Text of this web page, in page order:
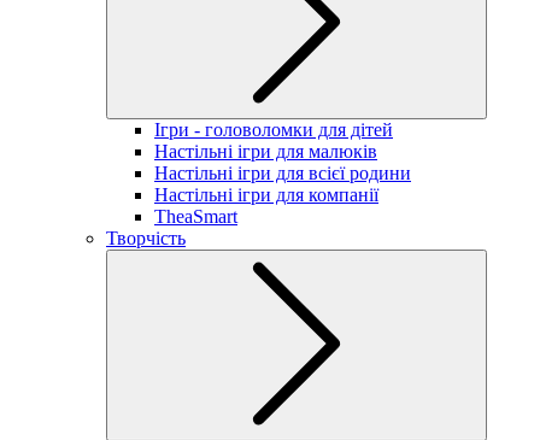
Ігри - головоломки для дітей
Настільні ігри для малюків
Настільні ігри для всієї родини
Настільні ігри для компанії
TheaSmart
Творчість